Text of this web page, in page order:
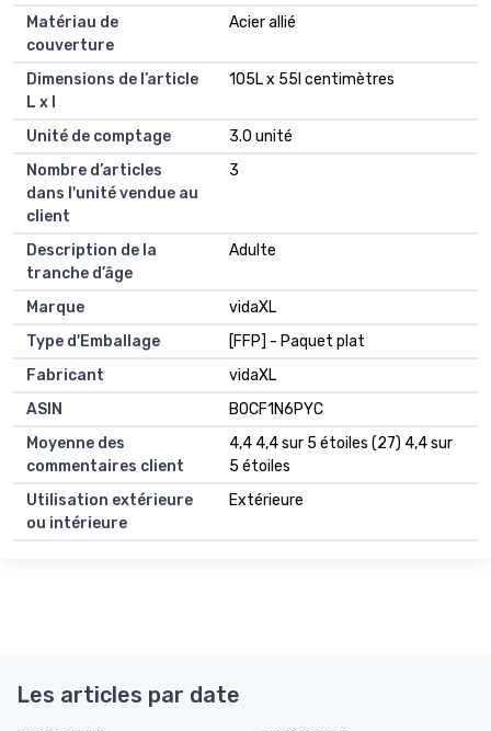
Matériau de
couverture
Acier allié
Dimensions de l’article
L x l
105L x 55l centimètres
Unité de comptage
3.0 unité
Nombre d’articles
dans l'unité vendue au
client
3
Description de la
tranche d’âge
Adulte
Marque
vidaXL
Type d'Emballage
[FFP] - Paquet plat
Fabricant
vidaXL
ASIN
B0CF1N6PYC
Moyenne des
commentaires client
4,4 4,4 sur 5 étoiles (27) 4,4 sur
5 étoiles
Utilisation extérieure
ou intérieure
Extérieure
Les articles par date